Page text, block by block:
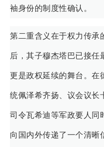
袖身份的制度性确认。
第二重含义在于权力传承
后，其子穆杰塔巴已接任
更是政权延续的舞台。在
统佩泽希齐扬、议会议长
司令瓦希迪等军政要人同
向国内外传递了一个清晰